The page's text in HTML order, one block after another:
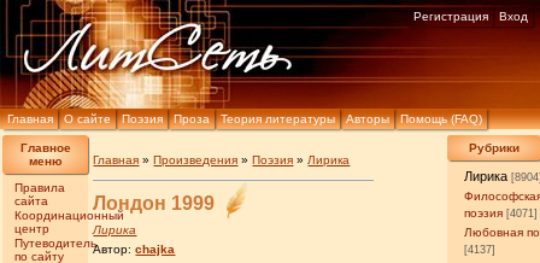
Главная О сайте Поэзия Проза Теория литературы Авторы Помощь (FAQ)
Регистрация Вход
Главное
меню
Правила
сайта
Координационный
центр
Путеводитель
по сайту
Рубрики
Лирика
поэзия [4071]
Любовная
[4137]
Главная »Произведения »Поэзия » Лирика
Лондон 1999
Лирика
Автор:chajka